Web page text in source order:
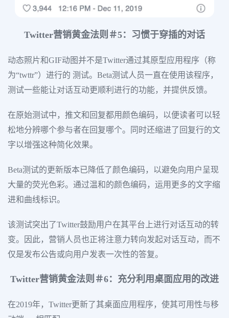
Twitter营销黄金法则＃5：习惯于穿插的对话
动态照片和GIF动图并不是Twitter通过其原型应用程序（称
为“twttr”）进行的 测试。Beta测试人员一直在使用该程序，
测试一些能让对话互动更顺利进行的功能，并提供反馈。
在原始测试中，推文和回复都用颜色编码，以便读者可以轻
松地分辨哪个参与者在回复哪个。同时还缩进了回复行的文
字以增强这种简化效果。
Beta测试的更新版本已降低了颜色编码，以避免向用户呈现
大量的荧光色彩。通过温和的颜色编码，运用更多的文字缩
进和曲线标识。
该测试突出了Twitter鼓励用户在其平台上进行对话互动的转
变。因此，营销人员也正将注意力转向发起对话互动，而不
仅是发布公告或向用户发表一次性的答复。
Twitter营销黄金法则＃6：充分利用桌面应用的改进
在2019年，Twitter更新了其桌面应用程序，使其可用性与移